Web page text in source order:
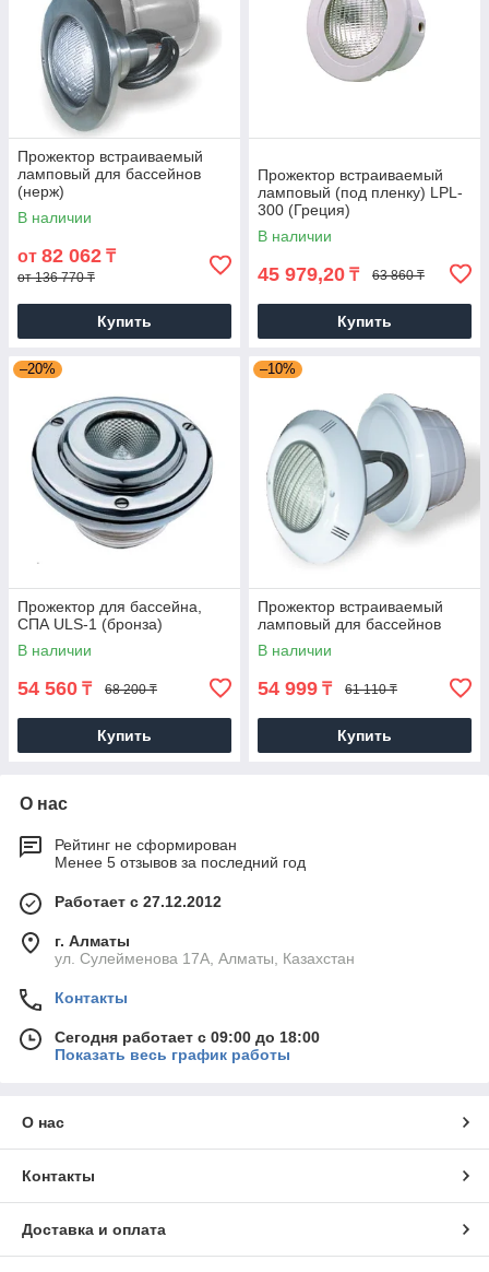
Прожектор встраиваемый
ламповый для бассейнов
(нерж)
В наличии
от 82 062 ₸
от 136 770 ₸
Купить
Прожектор встраиваемый
ламповый (под пленку) LPL-
300 (Греция)
В наличии
45 979,20 ₸ 63 860 ₸
Купить
–20%
Прожектор для бассейна,
СПА ULS-1 (бронза)
В наличии
54 560 ₸ 68 200 ₸
Купить
–10%
Прожектор встраиваемый
ламповый для бассейнов
В наличии
54 999 ₸ 61 110 ₸
Купить
О нас
Рейтинг не сформирован
Менее 5 отзывов за последний год
Работает с 27.12.2012
г. Алматы
ул. Сулейменова 17А, Алматы, Казахстан
Контакты
Сегодня работает с 09:00 до 18:00
Показать весь график работы
О нас
Контакты
Доставка и оплата